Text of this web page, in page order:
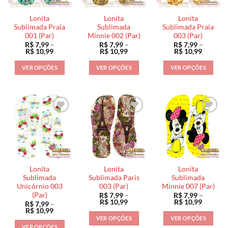
ser
escolhidas
na
página
do
produto
podem
ser
escolhidas
na
página
do
produto
ser
escolhidas
na
página
do
produto
Lonita
Sublimada Praia
001 (Par)
R$7,99 –
R$ 10,99Faixa
preço:
R$ 7,99
através
VER OPÇÕES
tem
várias
variantes.
As
opções
podem
ser
escolhidas
na
página
do
produto
Lonita
Sublimada
Minnie 002 (Par)
R$7,99 –
R$ 10,99Faixa
preço:
R$ 7,99
através
VER OPÇÕES
tem
várias
variantes.
As
opções
podem
ser
escolhidas
na
página
do
produto
Lonita
Sublimada Praia
003 (Par)
R$7,99 –
R$ 10,99Faixa
preço:
R$ 7,99
através
VER OPÇÕES
tem
várias
variantes.
As
opções
podem
ser
escolhidas
na
página
do
produto
Lonita
Sublimada
Unicórnio 003
(Par)
R$7,99 –
R$ 10,99Faixa
preço:
Lonita
Sublimada Paris
003 (Par)
R$7,99 –
R$ 10,99Faixa
preço:
R$ 7,99
VER OPÇÕES
Lonita
Sublimada
Minnie 007 (Par)
R$7,99 –
R$ 10,99Faixa
preço:
R$ 7,99
VER OPÇÕES